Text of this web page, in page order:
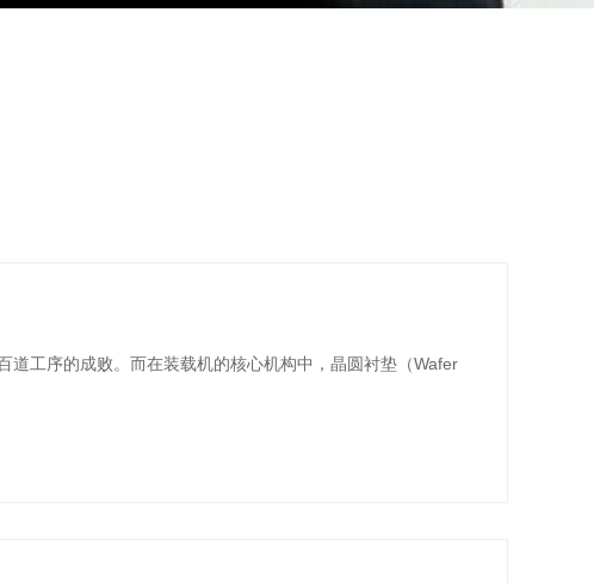
工序的成败。而在装载机的核心机构中，晶圆衬垫（Wafer